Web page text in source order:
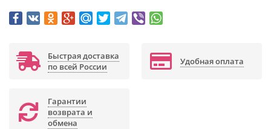
Быстрая доставка
по всей России
Удобная оплата
Гарантии
возврата и
обмена